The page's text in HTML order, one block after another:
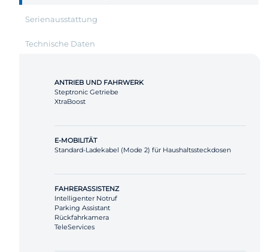
Technische Daten
Serienausstattung
ANTRIEB UND FAHRWERK
Steptronic Getriebe
XtraBoost
E-MOBILITÄT
Standard-Ladekabel (Mode 2) für Haushaltssteckdosen
FAHRERASSISTENZ
Intelligenter Notruf
Parking Assistant
Rückfahrkamera
TeleServices